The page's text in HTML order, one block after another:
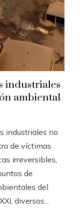
industriales
ambiental
industriales no
de víctimas
irreversibles,
de
del
diversos...